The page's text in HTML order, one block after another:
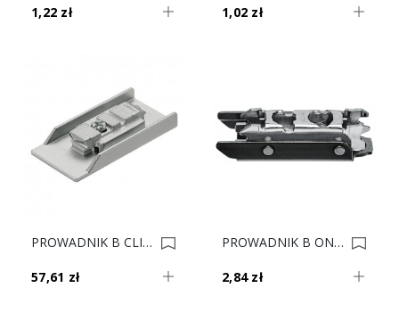
1,22 zł 1,02 zł
PROWADNIK B CLIP 175M4C20N CRISTALLO NOWY 0014590
57,61 zł
PROWADNIK B ONYKS CLIP 175H3130 H-3 V500 0010476
2,84 zł